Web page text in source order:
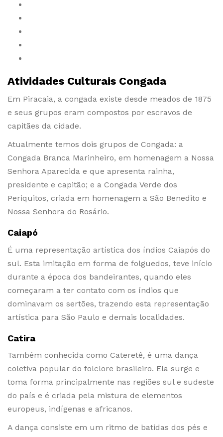
Atividades Culturais Congada
Em Piracaia, a congada existe desde meados de 1875
e seus grupos eram compostos por escravos de
capitães da cidade.
Atualmente temos dois grupos de Congada: a
Congada Branca Marinheiro, em homenagem a Nossa
Senhora Aparecida e que apresenta rainha,
presidente e capitão; e a Congada Verde dos
Periquitos, criada em homenagem a São Benedito e
Nossa Senhora do Rosário.
Caiapó
É uma representação artística dos índios Caiapós do
sul. Esta imitação em forma de folguedos, teve início
durante a época dos bandeirantes, quando eles
começaram a ter contato com os índios que
dominavam os sertões, trazendo esta representação
artística para São Paulo e demais localidades.
Catira
Também conhecida como Cateretê, é uma dança
coletiva popular do folclore brasileiro. Ela surge e
toma forma principalmente nas regiões sul e sudeste
do país e é criada pela mistura de elementos
europeus, indígenas e africanos.
A dança consiste em um ritmo de batidas dos pés e